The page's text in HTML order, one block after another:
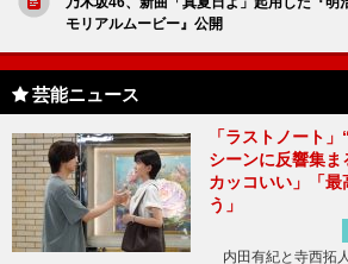
モリアルムービー』公開
芸能ニュース
「ラストノート
シーンに反響集
カッコいい」「最
う」
内田有紀と寺西拓